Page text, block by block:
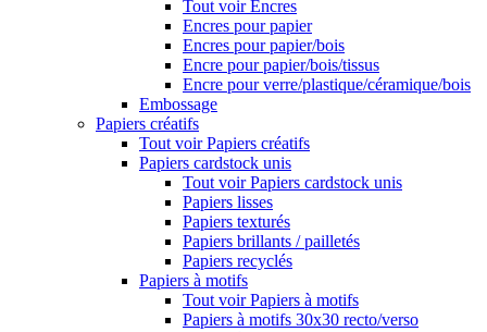
Tout voir Encres
Encres pour papier
Encres pour papier/bois
Encre pour papier/bois/tissus
Encre pour verre/plastique/céramique/bois
Embossage
Papiers créatifs
Tout voir Papiers créatifs
Papiers cardstock unis
Tout voir Papiers cardstock unis
Papiers lisses
Papiers texturés
Papiers brillants / pailletés
Papiers recyclés
Papiers à motifs
Tout voir Papiers à motifs
Papiers à motifs 30x30 recto/verso